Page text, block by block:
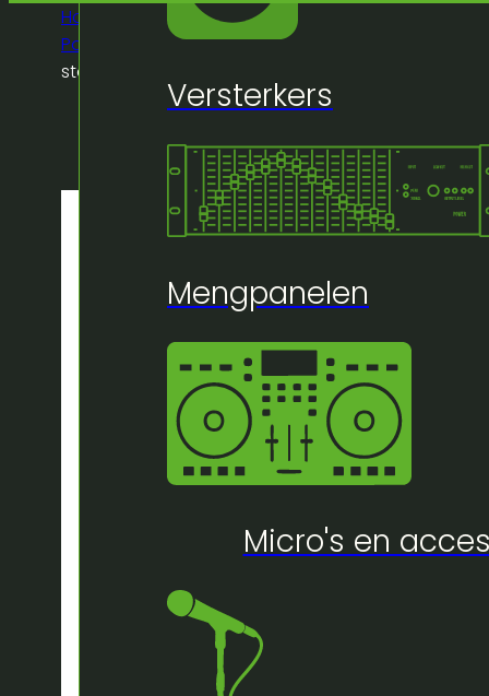
Versterkers
Mengpanelen
Micro's en
Home
Winkel
Truss &
Podium
Statieven/Speakers stands
statief